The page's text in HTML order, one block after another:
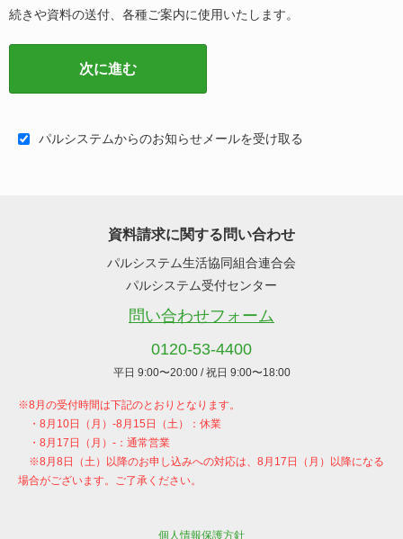
続きや資料の送付、各種ご案内に使用いたします。
次に進む
パルシステムからのお知らせメールを受け取る
資料請求に関する問い合わせ
パルシステム生活協同組合連合会
パルシステム受付センター
問い合わせフォーム
0120-53-4400
平日 9:00〜20:00 / 祝日 9:00〜18:00
個人情報保護方針